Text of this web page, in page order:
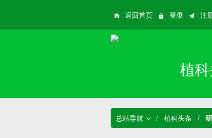
返回首页 登录 注
植
总站导航 / 植科头条 /